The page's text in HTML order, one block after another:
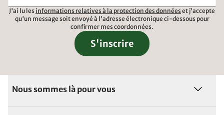
J'ai lu les informations relatives à la protection des données et j'accepte
qu'un message soit envoyé à l'adresse électronique ci-dessous pour
confirmer mes coordonnées.
S'inscrire
Nous sommes là pour vous